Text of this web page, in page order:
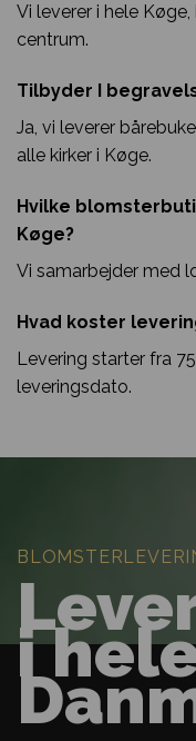
Vi leverer i hele
centrum.
Tilbyder I
Ja, vi leverer
alle kirker i Køge.
Hvilke
Køge?
Vi samarbejder med
Hvad koster
Levering starter fra
leveringsdato.
i